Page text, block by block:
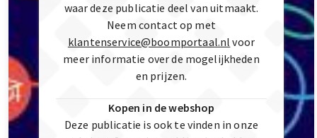
waar deze publicatie deel van uitmaakt.
Neem contact op met
klantenservice@boomportaal.nl voor
meer informatie over de mogelijkheden
en prijzen.
Kopen in de webshop
Deze publicatie is ook te vinden in onze